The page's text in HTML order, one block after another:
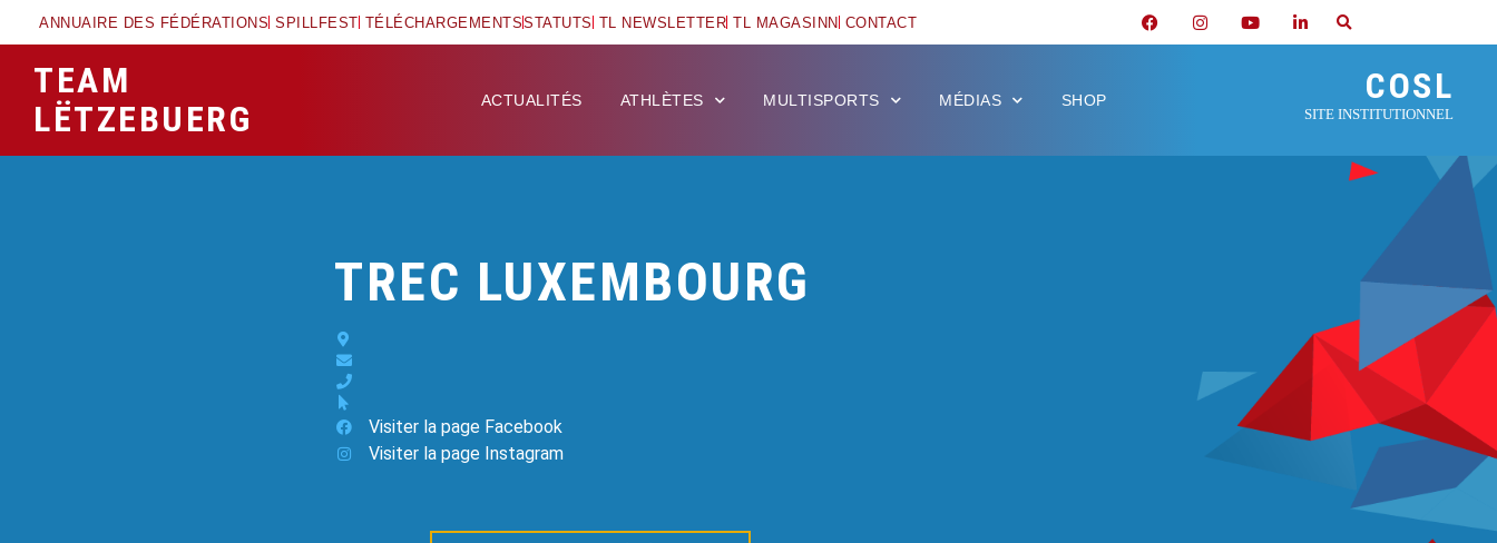
ANNUAIRE DES FÉDÉRATIONS SPILLFEST TÉLÉCHARGEMENTSSTATUTS TL NEWSLETTER TL MAGASINN CONTACT
TEAM
LËTZEBUERG
ACTUALITÉS ATHLÈTES MULTISPORTS MÉDIAS SHOP COSL
SITE INSTITUTIONNEL
TREC LUXEMBOURG
Visiter la page Facebook
Visiter la page Instagram